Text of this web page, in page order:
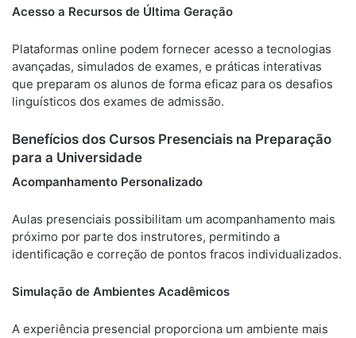
Acesso a Recursos de Última Geração
Plataformas online podem fornecer acesso a tecnologias
avançadas, simulados de exames, e práticas interativas
que preparam os alunos de forma eficaz para os desafios
linguísticos dos exames de admissão.
Benefícios dos Cursos Presenciais na Preparação
para a Universidade
Acompanhamento Personalizado
Aulas presenciais possibilitam um acompanhamento mais
próximo por parte dos instrutores, permitindo a
identificação e correção de pontos fracos individualizados.
Simulação de Ambientes Acadêmicos
A experiência presencial proporciona um ambiente mais